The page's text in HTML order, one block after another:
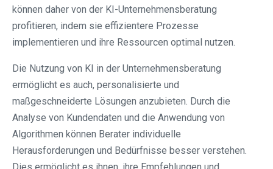
können daher von der KI-Unternehmensberatung
profitieren, indem sie effizientere Prozesse
implementieren und ihre Ressourcen optimal nutzen.
Die Nutzung von KI in der Unternehmensberatung
ermöglicht es auch, personalisierte und
maßgeschneiderte Lösungen anzubieten. Durch die
Analyse von Kundendaten und die Anwendung von
Algorithmen können Berater individuelle
Herausforderungen und Bedürfnisse besser verstehen.